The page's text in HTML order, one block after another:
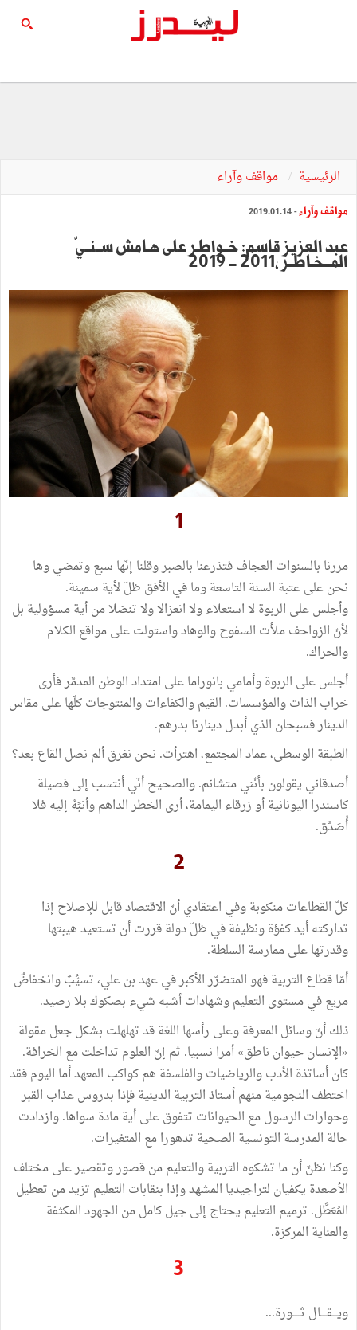
الرئيسية مواقف وآراء
مواقف وآراء- 2019.01.14
عبد العزيز قاسم: خــواطـر على هـامش ســنــيّ
المـــخـاطــر ,2011 - 2019
1
مررنا بالسنوات العجاف فتذرعنا بالصبر وقلنا إنّها سبع وتمضي وها
نحن على عتبة السنة التاسعة وما في الأفق ظلّ لأية سمينة.
وأجلس على الربوة لا استعلاء ولا انعزالا ولا تنصّلا من أية مسؤولية بل
لأنّ الزواحف ملأت السفوح والوهاد واستولت على مواقع الكلام
والحراك.
أجلس على الربوة وأمامي بانوراما على امتداد الوطن المدمَّر فأرى
خراب الذات والمؤسسات. القيم والكفاءات والمنتوجات كلّها على مقاس
الدينار فسبحان الذي أبدل دينارنا بدرهم.
الطبقة الوسطى، عماد المجتمع، اهترأت. نحن نغرق ألم نصل القاع بعد؟
أصدقائي يقولون بأنّني متشائم. والصحيح أنّي أنتسب إلى فصيلة
كاسندرا اليونانية أو زرقاء اليمامة، أرى الخطر الداهم وأنبِّهُ إليه فلا
أُصَدَّق.
2
كلّ القطاعات منكوبة وفي اعتقادي أنّ الاقتصاد قابل للإصلاح إذا
تداركته أيد كفؤة ونظيفة في ظلّ دولة قررت أن تستعيد هيبتها
وقدرتها على ممارسة السلطة.
أمّا قطاع التربية فهو المتضرّر الأكبر في عهد بن علي، تسيُّبٌ وانخفاضٌ
مريع في مستوى التعليم وشهادات أشبه شيء بصكوك بلا رصيد.
ذلك أنّ وسائل المعرفة وعلى رأسها اللغة قد تهلهلت بشكل جعل مقولة
«الإنسان حيوان ناطق» أمرا نسبيا. ثم إنّ العلوم تداخلت مع الخرافة.
كان أساتذة الأدب والرياضيات والفلسفة هم كواكب المعهد أما اليوم فقد
اختطف النجومية منهم أستاذ التربية الدينية فإذا بدروس عذاب القبر
وحوارات الرسول مع الحيوانات تتفوق على أية مادة سواها. وازدادت
حالة المدرسة التونسية الصحية تدهورا مع المتغيرات.
وكنا نظنّ أن ما تشكوه التربية والتعليم من قصور وتقصير على مختلف
الأصعدة يكفيان لتراجيديا المشهد وإذا بنقابات التعليم تزيد من تعطيل
المُعَطَّل. ترميم التعليم يحتاج إلى جيل كامل من الجهود المكثفة
والعناية المركزة.
3
ويـــقــــال ثـــــورة...